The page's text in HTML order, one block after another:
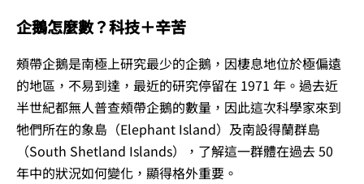
企鵝怎麼數？科技＋辛苦
頰帶企鵝是南極上研究最少的企鵝，因棲息地位於極偏遠
的地區，不易到達，最近的研究停留在 1971 年。過去近
半世紀都無人普查頰帶企鵝的數量，因此這次科學家來到
牠們所在的象島（Elephant Island）及南設得蘭群島
（South Shetland Islands），了解這一群體在過去 50
年中的狀況如何變化，顯得格外重要。